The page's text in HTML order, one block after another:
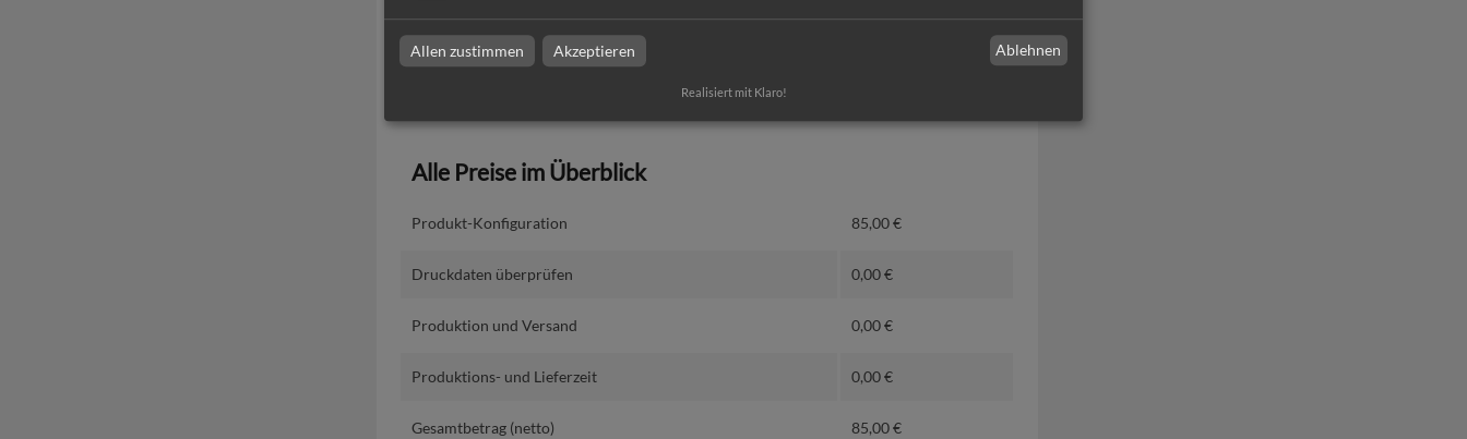
Alle Preise im Überblick
Produkt-Konfiguration 85,00€
Druckdaten überprüfen 0,00€
Produktion und Versand 0,00€
Produktions- und Lieferzeit 0,00€
Gesamtbetrag (netto) 85,00€
Allen zustimmen Akzeptieren Ablehnen
Realisiert mit Klaro!